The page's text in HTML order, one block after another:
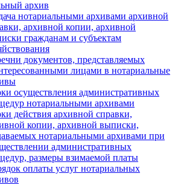
архив
нотариальными архивами архивной
архивной копии, архивной
гражданам и субъектам
документов, представляемых
лицами в нотариальные
осуществления административных
нотариальными архивами
действия архивной справки,
копии, архивной выписки,
нотариальными архивами при
административных
размеры взимаемой платы
оплаты услуг нотариальных